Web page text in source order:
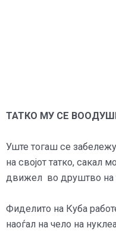
ТАТКО МУ СЕ
Уште тогаш се
на својот татко, сакал
движел во друштво на
Фиделито на Куба
наоѓал на чело на